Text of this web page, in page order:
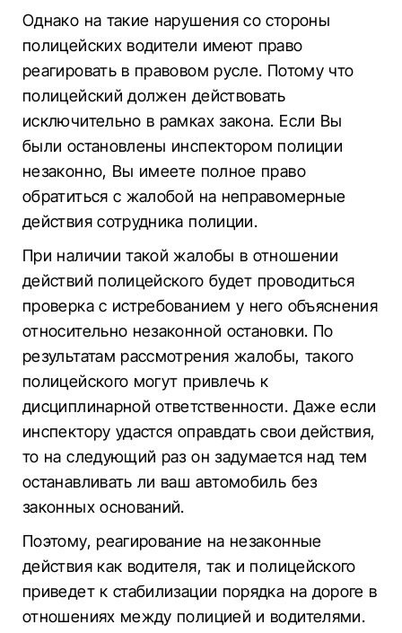
Однако на такие нарушения со стороны
полицейских водители имеют право
реагировать в правовом русле. Потому что
полицейский должен действовать
исключительно в рамках закона. Если Вы
были остановлены инспектором полиции
незаконно, Вы имеете полное право
обратиться с жалобой на неправомерные
действия сотрудника полиции.
При наличии такой жалобы в отношении
действий полицейского будет проводиться
проверка с истребованием у него объяснения
относительно незаконной остановки. По
результатам рассмотрения жалобы, такого
полицейского могут привлечь к
дисциплинарной ответственности. Даже если
инспектору удастся оправдать свои действия,
то на следующий раз он задумается над тем
останавливать ли ваш автомобиль без
законных оснований.
Поэтому, реагирование на незаконные
действия как водителя, так и полицейского
приведет к стабилизации порядка на дороге в
отношениях между полицией и водителями.